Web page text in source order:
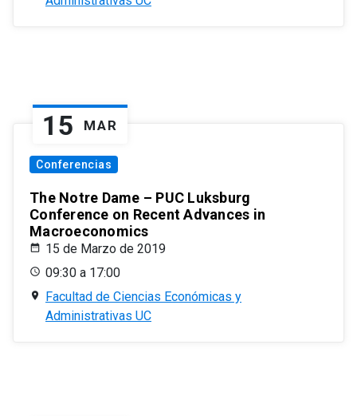
15 MAR
Conferencias
The Notre Dame – PUC Luksburg
Conference on Recent Advances in
Macroeconomics
15 de Marzo de 2019
09:30 a 17:00
Facultad de Ciencias Económicas y
Administrativas UC